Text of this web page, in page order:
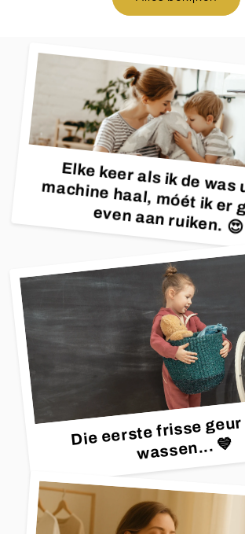
Elke keer als ik de
machine haal, móét ik er gewoon even aan ruiken. 😍
Die eerste frisse
💙